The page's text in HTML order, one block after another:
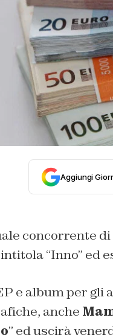
Aggiungi
concorrente di
“Inno” ed
e album per gli
anche
” ed uscirà